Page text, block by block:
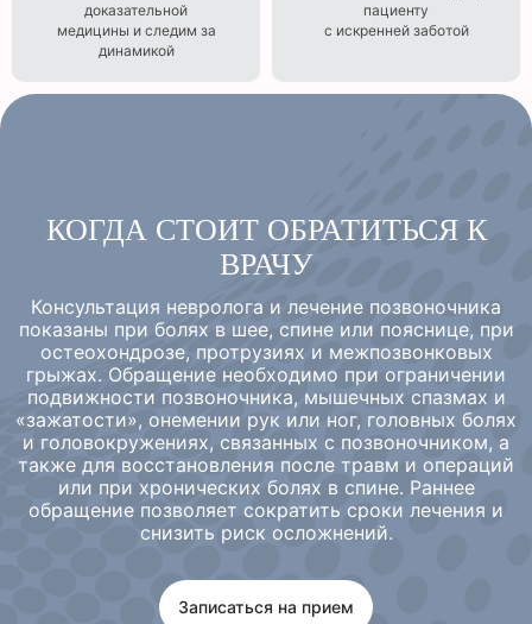
доказательной
медицины и следим за
динамикой
пациенту
с искренней заботой
КОГДА СТОИТ ОБРАТИТЬСЯ К
ВРАЧУ
Консультация невролога и лечение позвоночника
показаны при болях в шее, спине или пояснице, при
остеохондрозе, протрузиях и межпозвонковых
грыжах. Обращение необходимо при ограничении
подвижности позвоночника, мышечных спазмах и
«зажатости», онемении рук или ног, головных болях
и головокружениях, связанных с позвоночником, а
также для восстановления после травм и операций
или при хронических болях в спине. Раннее
обращение позволяет сократить сроки лечения и
снизить риск осложнений.
Записаться на прием